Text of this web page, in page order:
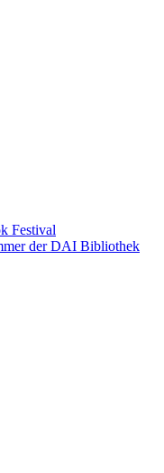
Festival
der DAI Bibliothek